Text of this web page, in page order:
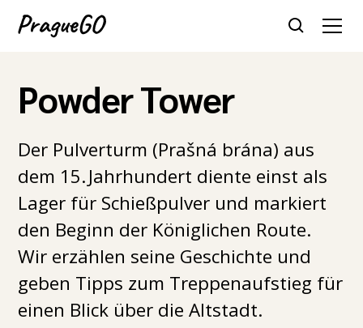
Powder Tower
Der Pulverturm (Prašná brána) aus
dem 15. Jahrhundert diente einst als
Lager für Schießpulver und markiert
den Beginn der Königlichen Route.
Wir erzählen seine Geschichte und
geben Tipps zum Treppenaufstieg für
einen Blick über die Altstadt.